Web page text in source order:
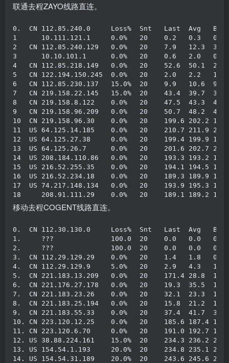
联通去程ZAYO线路直连。
0.
  CN
112.85 . 240.0 Loss% Snt Last Avg
Best
1
10.111 . 121.1 0.0% 20 0.2 0.3
0.2
2
   CN
112.85 . 240.129 0.0% 20 7.9 12.3
3.3
3
10.10 . 101.1 0.0% 20 0.6 2.0
0.6
4
   CN
112.85 . 218.149 0.0% 20 52.6 50.1
26.1
5
   CN
122.194 . 150.245 0.0% 20 2.0 2.2
1.4
6
   CN
112.85 . 230.137 15.0% 20 9.9 10.6
9.9
7
   CN
219.158 . 22.145 15.0% 20 43.4 39.7
39.1
8
   CN
219.158 . 8.122 0.0% 20 47.5 43.3
40.0
9
   CN
219.158 . 96.209 0.0% 20 50.7 48.2
44.8
10
  CN
219.158 . 96.30 0.0% 20 199.6 202.2
11
  US
64.125 . 14.185 0.0% 20 210.7 211.9
12
  US
64.125 . 27.38 0.0% 20 199.4 199.9
13
  US
64.125 . 26.7 0.0% 20 201.6 202.7
14
  US
208.184 . 110.86 0.0% 20 193.3 193.2
15
  US
216.52 . 255.35 0.0% 20 194.1 194.5
16
  US
216.52 . 234.18 0.0% 20 189.3 189.9
17
  US
74.217 . 148.134 0.0% 20 193.9 195.3
18
208.91 . 111.29 0.0% 20 189.1 189.2
移动去程COGENT线路直连。
0.
  CN
112.30 . 130.0 Loss% Snt Last Avg
Best
1.
??? 100.0 20 0.0 0.0
0.0
2.
??? 100.0 20 0.0 0.0
0.0
3.
  CN
112.29 . 129.29 0.0% 20 1.4 1.8
0.6
4.
  CN
112.29 . 129.9 5.0% 20 2.9 4.3
1.7
5.
  CN
221.183 . 13.209 0.0% 20 171.4 28.8
1.0
6.
  CN
221.176 . 27.178 0.0% 20 19.3 35.5
19.2
7.
  CN
221.183 . 23.26 0.0% 20 32.1 23.3
19.5
8.
  CN
221.183 . 25.194 0.0% 20 15.8 21.2
15.8
9.
  CN
221.183 . 55.33 0.0% 20 37.4 41.7
37.2
10.
CN 223.120 . 12.25 0.0% 20 185.6 187.4
11.
CN 223.120 . 6.70 0.0% 20 191.0 192.7
12.
US 38.88 . 224.161 15.0% 20 234.3 236.2
13.
US 154.54 . 1.193 20.0% 20 234.8 235.1
14.
US 154.54 . 31.189 20.0% 20 243.6 245.6